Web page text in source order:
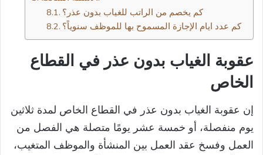
كم يخصم من الراتب للغياب بدون عذر؟
كم عدد ايام الإجازة المسموح بها للموظف سنوياً؟
عقوبة الغياب بدون عذر في القطاع
الخاص
إن عقوبة الغياب بدون عذر في القطاع الخاص لمدة ثلاثين
يوم منفصلة، أو خمسة عشر يومًا متصلة هي الفصل من
العمل وفسخ عقد العمل بين المنشأة والموظف المتغيب،